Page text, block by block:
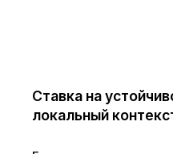
Ставка на
локальный